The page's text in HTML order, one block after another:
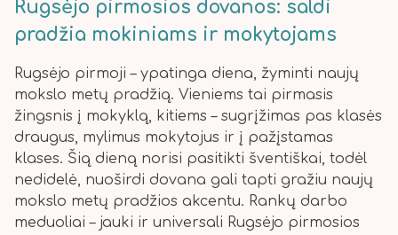
Rugsėjo pirmosios dovanos: saldi
pradžia mokiniams ir mokytojams
Rugsėjo pirmoji – ypatinga diena, žyminti naujų
mokslo metų pradžią. Vieniems tai pirmasis
žingsnis į mokyklą, kitiems – sugrįžimas pas klasės
draugus, mylimus mokytojus ir į pažįstamas
klases. Šią dieną norisi pasitikti šventiškai, todėl
nedidelė, nuoširdi dovana gali tapti gražiu naujų
mokslo metų pradžios akcentu. Rankų darbo
meduoliai – jauki ir universali Rugsėjo pirmosios